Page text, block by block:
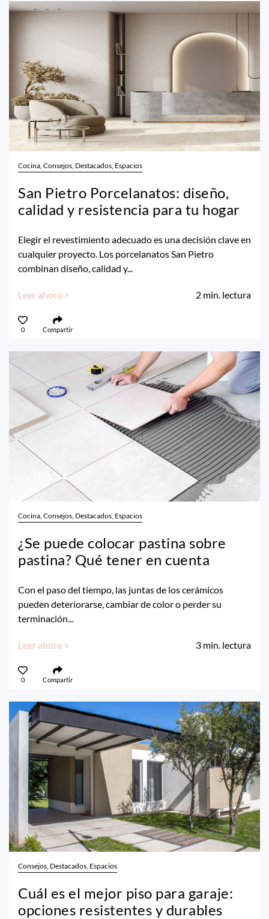
Cocina, Consejos, Destacados, Espacios
San Pietro Porcelanatos: diseño,
calidad y resistencia para tu hogar
Elegir el revestimiento adecuado es una decisión clave en
cualquier proyecto. Los porcelanatos San Pietro
combinan diseño, calidad y...
Leer ahora > 2 min. lectura
0 Compartir
Cocina, Consejos, Destacados, Espacios
¿Se puede colocar pastina sobre
pastina? Qué tener en cuenta
Con el paso del tiempo, las juntas de los cerámicos
pueden deteriorarse, cambiar de color o perder su
terminación...
Leer ahora > 3 min. lectura
0 Compartir
Consejos, Destacados, Espacios
Cuál es el mejor piso para garaje:
opciones resistentes y durables